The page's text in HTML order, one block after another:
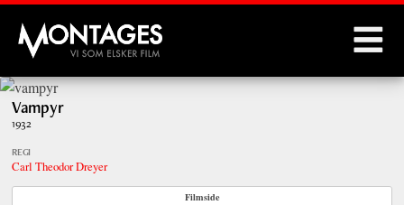
Montages
Vampyr
1932
REGI
Carl Theodor Dreyer
Filmside